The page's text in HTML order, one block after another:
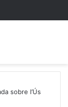
sobre l’Ús